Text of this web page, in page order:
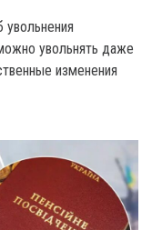
увольнения
увольнять даже
изменения